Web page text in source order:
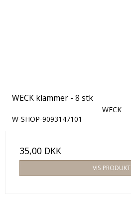
WECK klammer - 8 stk
WECK
W-SHOP-9093147101
35,00 DKK
VIS PRODUKT